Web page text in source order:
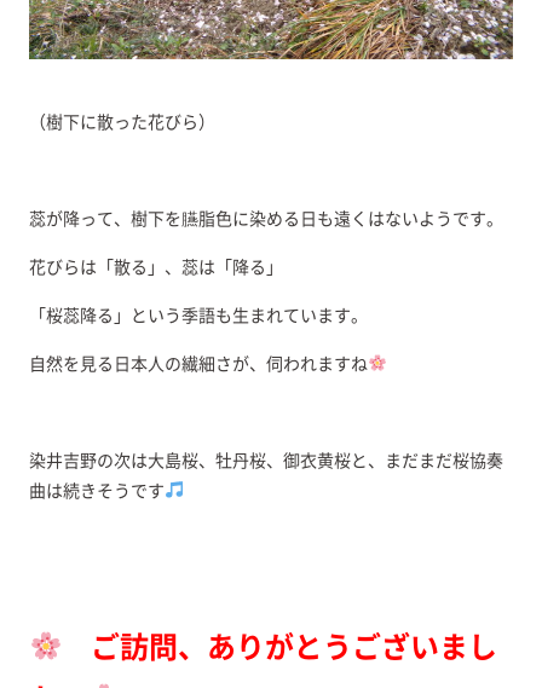
（樹下に散った花びら）
蕊が降って、樹下を臙脂色に染める日も遠くはないようです。
花びらは「散る」、蕊は「降る」
「桜蕊降る」という季語も生まれています。
自然を見る日本人の繊細さが、伺われますね
染井吉野の次は大島桜、牡丹桜、御衣黄桜と、まだまだ桜協奏
曲は続きそうです
ご訪問、ありがとうございまし